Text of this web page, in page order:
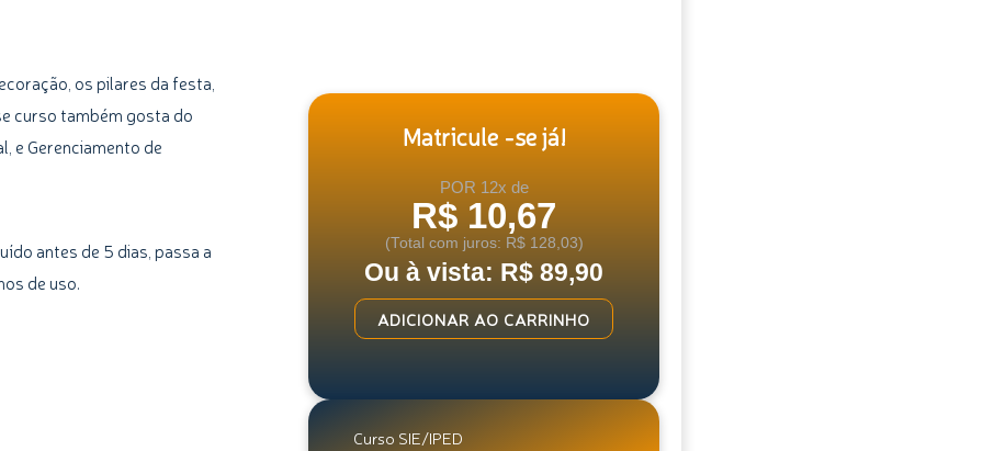
os pilares da festa,
curso também gosta do
e Gerenciamento de
antes de 5 dias, passa a
de uso.
Matricule -se já!
POR 12x de
R$ 10,67
(Total com juros: R$ 128,03)
Ou à vista: R$ 89,90
Curso
de
Organizar
seu
ADICIONAR AO CARRINHO
Curso SIE/IPED